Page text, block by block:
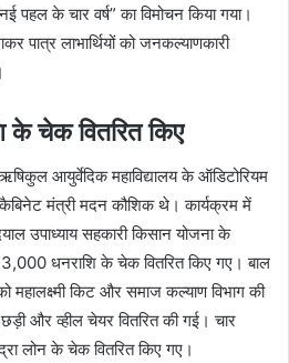
पहल के चार वर्ष” का विमोचन किया गया।
पात्र लाभार्थियों को जनकल्याणकारी
चेक वितरित किए
आयुर्वेदिक महाविद्यालय के ऑडिटोरियम
मंत्री मदन कौशिक थे। कार्यक्रम में
उपाध्याय सहकारी किसान योजना के
धनराशि के चेक वितरित किए गए। बाल
महालक्ष्मी किट और समाज कल्याण विभाग की
और व्हील चेयर वितरित की गई। चार
लोन के चेक वितरित किए गए।